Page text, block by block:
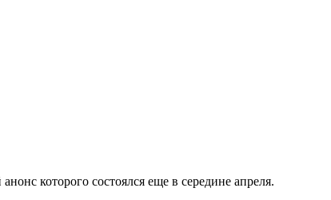
которого состоялся еще в середине апреля.